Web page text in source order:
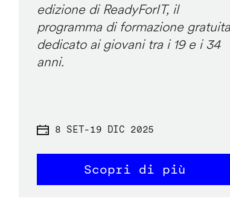
edizione di ReadyForIT, il
programma di formazione gratuita
dedicato ai giovani tra i 19 e i 34
anni.
8 SET-19 DIC 2025
Scopri di più